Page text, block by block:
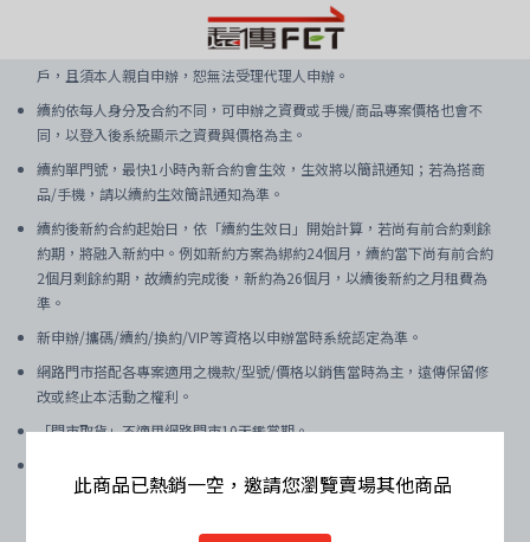
遠傳網路門市受理新申辦/攜碼/續約/換約門號限已成年之本國籍個人
戶，且須本人親自申辦，恕無法受理代理人申辦。
續約依每人身分及合約不同，可申辦之資費或手機/商品專案價格也會不
同，以登入後系統顯示之資費與價格為主。
續約單門號，最快1小時內新合約會生效，生效將以簡訊通知；若為搭商
品/手機，請以續約生效簡訊通知為準。
續約後新約合約起始日，依「續約生效日」開始計算，若尚有前合約剩餘
約期，將融入新約中。例如新約方案為綁約24個月，續約當下尚有前合約
2個月剩餘約期，故續約完成後，新約為26個月，以續後新約之月租費為
準。
新申辦/攜碼/續約/換約/VIP等資格以申辦當時系統認定為準。
網路門市搭配各專案適用之機款/型號/價格以銷售當時為主，遠傳保留修
改或終止本活動之權利。
「門市取貨」不適用網路門市10天鑑賞期。
素影響；若使用地點無法支援5G網路，將轉換為4G網路，轉換期間產生
此商品已熱銷一空，邀請您瀏覽賣場其他商品